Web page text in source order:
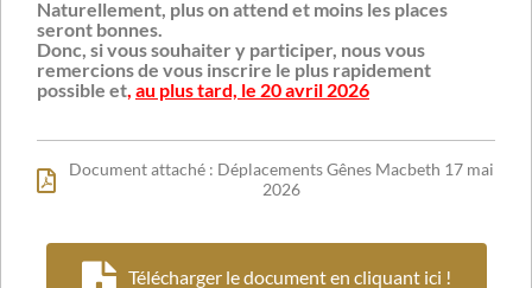
Naturellement, plus on attend et moins les places
seront bonnes.
Donc, si vous souhaiter y participer, nous vous
remercions de vous inscrire le plus rapidement
possible et, au plus tard, le 20 avril 2026
Document attaché : Déplacements Gênes Macbeth 17 mai
2026
Télécharger le document en cliquant ici !